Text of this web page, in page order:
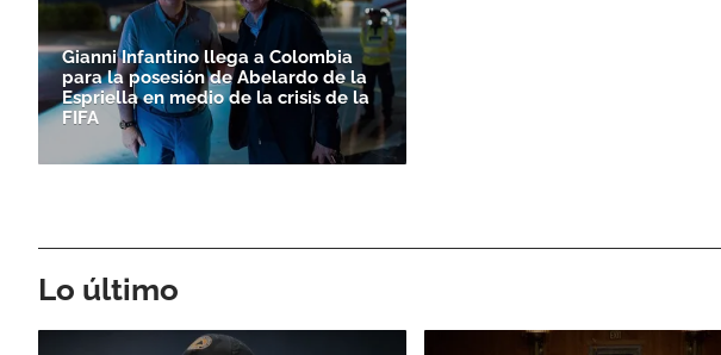
Gianni Infantino llega a Colombia
para la posesión de Abelardo de la
Espriella en medio de la crisis de la
FIFA
Lo último